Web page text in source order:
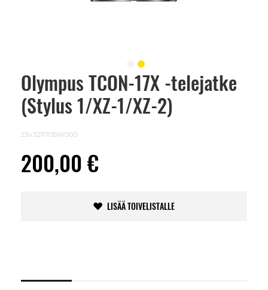
Olympus TCON-17X -telejatke
(Stylus 1/XZ-1/XZ-2)
23V321170BW000
200,00 €
LISÄÄ TOIVELISTALLE
Skip
beginning
images